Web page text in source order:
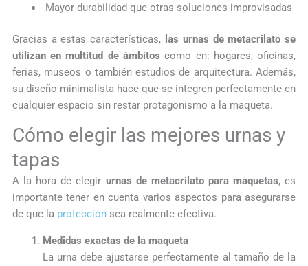
Mayor durabilidad que otras soluciones improvisadas
Gracias a estas características, las urnas de metacrilato se
utilizan en multitud de ámbitos como en: hogares, oficinas,
ferias, museos o también estudios de arquitectura. Además,
su diseño minimalista hace que se integren perfectamente en
cualquier espacio sin restar protagonismo a la maqueta.
Cómo elegir las mejores urnas y
tapas
A la hora de elegir urnas de metacrilato para maquetas, es
importante tener en cuenta varios aspectos para asegurarse
de que la protecciónsea realmente efectiva.
Medidas exactas de la maqueta
La urna debe ajustarse perfectamente al tamaño de la